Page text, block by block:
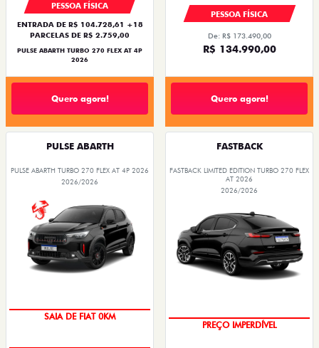
PESSOA FÍSICA
ENTRADA DE R$ 104.728,61 +18
PARCELAS DE R$ 2.759,00
PULSE ABARTH TURBO 270 FLEX AT 4P
2026
Quero agora!
PESSOA FÍSICA
De: R$ 173.490,00
R$ 134.990,00
Quero agora!
PULSE ABARTH
PULSE ABARTH TURBO 270 FLEX AT 4P 2026
2026/2026
SAIA DE FIAT 0KM
FASTBACK
FASTBACK LIMITED EDITION TURBO 270 FLEX
AT 2026
2026/2026
PREÇO IMPERDÍVEL